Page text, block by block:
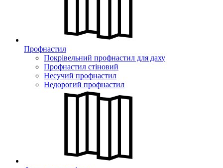
Профнастил
Покрівельний профнастил для даху
Профнастил стіновий
Несучий профнастил
Недорогий профнастил